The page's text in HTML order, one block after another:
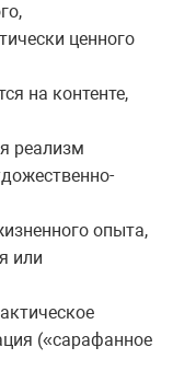
ценного
на контенте,
реализм
опыта,
или
(«сарафанное